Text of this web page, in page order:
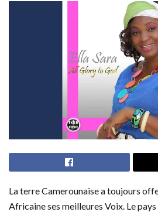
La terre Camerounaise a toujours
Africaine ses meilleures Voix. Le